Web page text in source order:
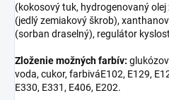
(kokosový tuk, hydrogenovaný
(jedlý zemiakový škrob),
(sorban draselný), regulátor
Zloženie možných farbív:
voda, cukor, farbiváE102, E129,
E330, E331, E406, E202.